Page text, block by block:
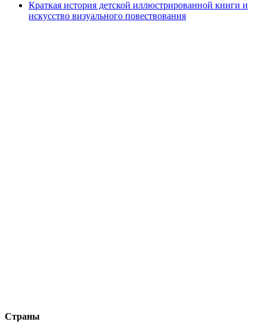
Краткая история детской иллюстрированной книги и
искусство визуального повествования
Страны